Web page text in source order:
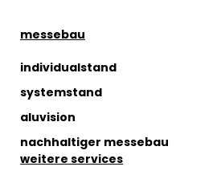
messebau
individualstand
systemstand
aluvision
nachhaltiger messebau
weitere services